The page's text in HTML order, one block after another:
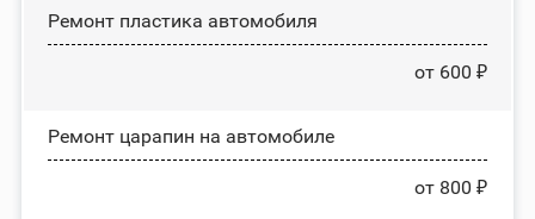
Ремонт пластика автомобиля
от 600 ₽
Ремонт царапин на автомобиле
от 800 ₽